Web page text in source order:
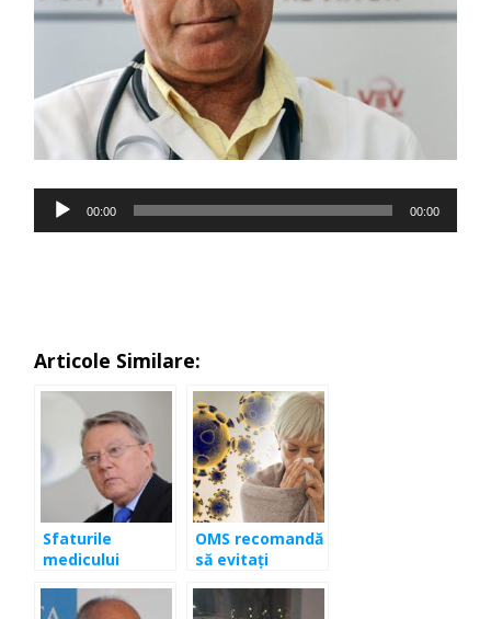
Player
audio
00:00 00:00
Articole Similare:
Sfaturile
medicului
împotriva
OMS recomandă
să evitaţi